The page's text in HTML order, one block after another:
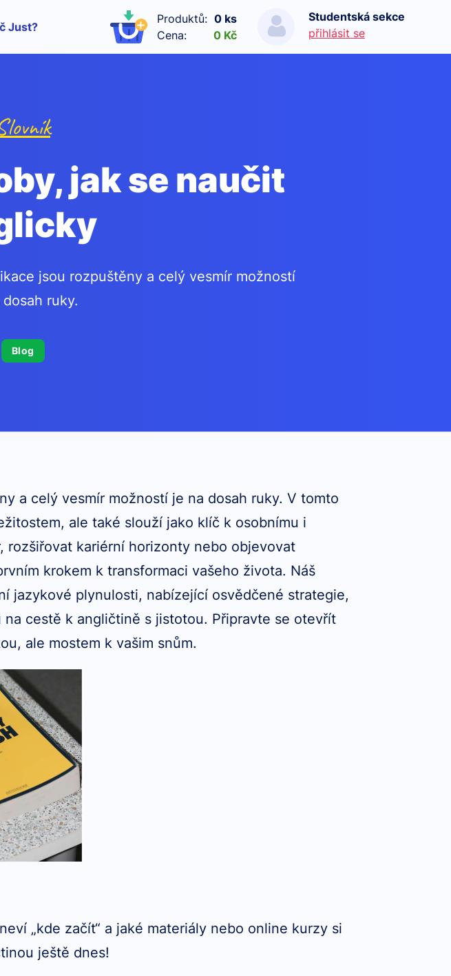
Just?
Produktů: 0 ks
Cena:
0 Kč
Studentská sekce
přihlásit se
jak se naučit
jsou rozpuštěny a celý vesmír možností
ruky.
Blog
a celý vesmír možností je na dosah ruky. V tomto
ale také slouží jako klíč k osobnímu i
rozšiřovat kariérní horizonty nebo objevovat
krokem k transformaci vašeho života. Náš
jazykové plynulosti, nabízející osvědčené strategie,
cestě k angličtině s jistotou. Připravte se otevřít
ale mostem k vašim snům.
„kde začít“ a jaké materiály nebo online kurzy si
ještě dnes!